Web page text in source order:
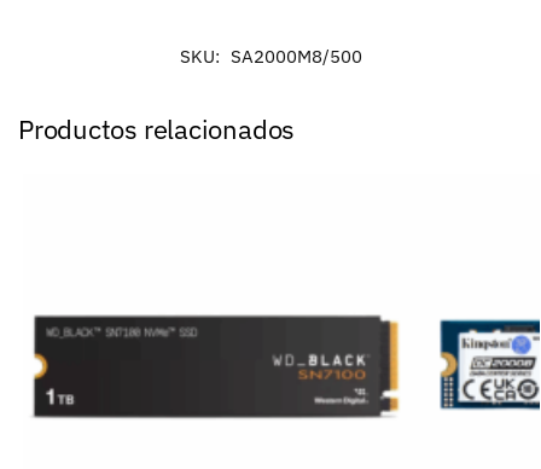
SKU: SA2000M8/500
Productos relacionados